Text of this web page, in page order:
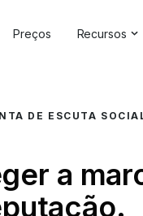
Preços Recursos
Webinars
DE ESCUTA
a